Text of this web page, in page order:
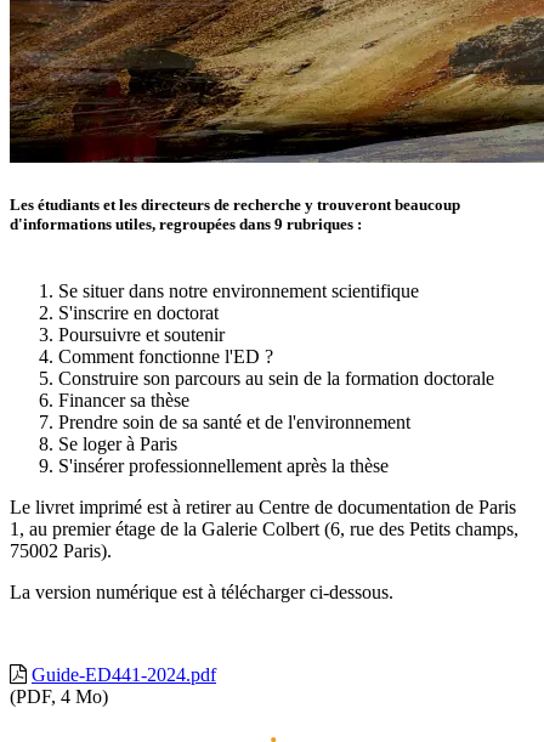
Texte
Les étudiants et les directeurs de recherche y trouveront beaucoup
d'informations utiles, regroupées dans 9 rubriques :
Se situer dans notre environnement scientifique
S'inscrire en doctorat
Poursuivre et soutenir
Comment fonctionne l'ED ?
Construire son parcours au sein de la formation doctorale
Financer sa thèse
Prendre soin de sa santé et de l'environnement
Se loger à Paris
S'insérer professionnellement après la thèse
Le livret imprimé est à retirer au Centre de documentation de Paris
1, au premier étage de la Galerie Colbert (6, rue des Petits champs,
75002 Paris).
La version numérique est à télécharger ci-dessous.
Guide-ED441-2024.pdf
(PDF, 4 Mo)